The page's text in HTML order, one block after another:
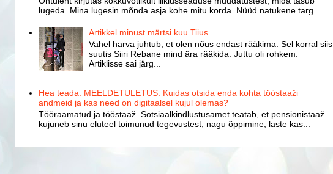
lugeda. Mina lugesin mõnda asja kohe mitu korda. Nüüd natukene targ...
Artikkel minust märtsi kuu Tiius
Vahel harva juhtub, et olen nõus endast rääkima. Sel korral siis
suutis Siiri Rebane mind ära rääkida. Juttu oli rohkem.
Artiklisse sai järg...
Hea teada: MEELDETULETUS: Kuidas otsida enda kohta tööstaaži
andmeid ja kas need on digitaalsel kujul olemas?
Tööraamatud ja tööstaaž. Sotsiaalkindlustusamet teatab, et pensionistaaž
kujuneb sinu eluteel toimunud tegevustest, nagu õppimine, laste kas...